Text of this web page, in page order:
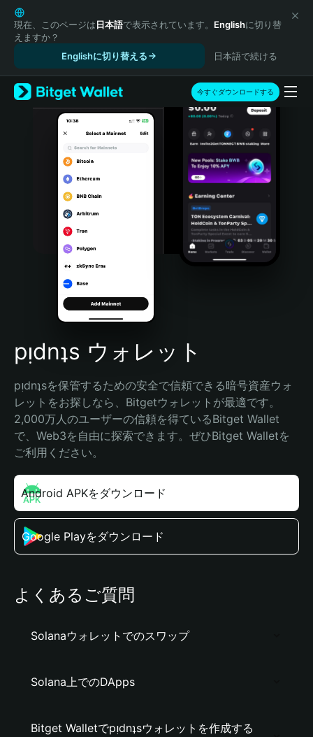
English
日本語
Tiếng Việt
Español (Latinoamérica)
Türkçe
Italiano
Português (Portugal)
Bahasa Indonesia
Português (Brasil)
Español (Argentina)
現在、このページは日本語で表示されています。 Englishに切り替
えますか？
Englishに切り替える
日本語で続ける
今すぐダウンロードする
pᴉdnʇs ウォレット
pᴉdnʇsを保管するための安全で信頼できる暗号資産ウォ
レットをお探しなら、Bitgetウォレットが最適です。
2,000万人のユーザーの信頼を得ているBitget Wallet
で、Web3を自由に探索できます。ぜひBitget Walletを
ご利用ください。
Android APKをダウンロード
Google Playをダウンロード
よくあるご質問
Solanaウォレットでのスワップ
Solana上でのDApps
Bitget Walletでpᴉdnʇsウォレットを作成する